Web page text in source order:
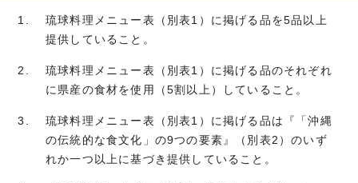
琉球料理メニュー表（別表1）に掲げる品を5品以上
提供していること。
琉球料理メニュー表（別表1）に掲げる品のそれぞれ
に県産の食材を使用（5割以上）していること。
琉球料理メニュー表（別表1）に掲げる品は『「沖縄
の伝統的な食文化」の9つの要素』（別表2）のいず
れか一つ以上に基づき提供していること。